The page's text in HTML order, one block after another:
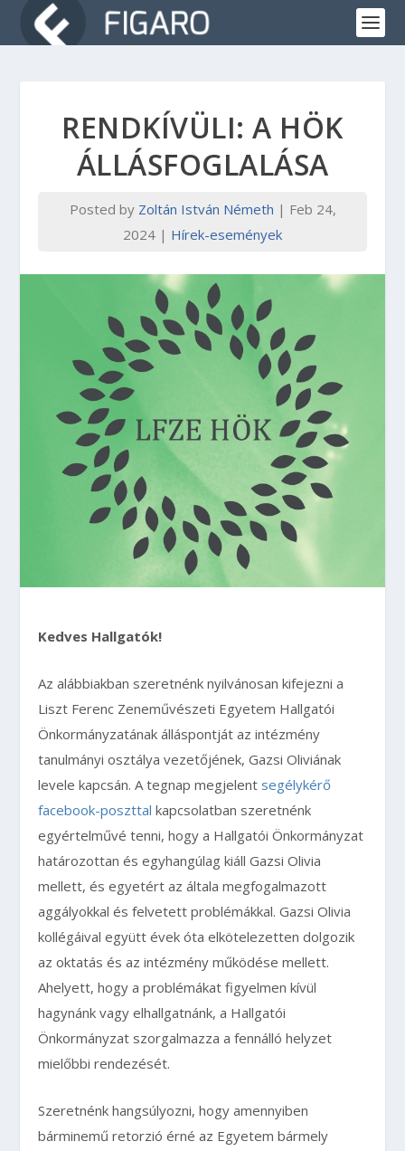
RENDKÍVÜLI: A HÖK
ÁLLÁSFOGLALÁSA
Posted by Zoltán István Németh | Feb 24,
2024 | Hírek-események
Kedves Hallgatók!
Az alábbiakban szeretnénk nyilvánosan kifejezni a
Liszt Ferenc Zeneművészeti Egyetem Hallgatói
Önkormányzatának álláspontját az intézmény
tanulmányi osztálya vezetőjének, Gazsi Oliviának
levele kapcsán. A tegnap megjelentsegélykérő
facebook-poszttal kapcsolatban szeretnénk
egyértelművé tenni, hogy a Hallgatói Önkormányzat
határozottan és egyhangúlag kiáll Gazsi Olivia
mellett, és egyetért az általa megfogalmazott
aggályokkal és felvetett problémákkal. Gazsi Olivia
kollégáival együtt évek óta elkötelezetten dolgozik
az oktatás és az intézmény működése mellett.
Ahelyett, hogy a problémákat figyelmen kívül
hagynánk vagy elhallgatnánk, a Hallgatói
Önkormányzat szorgalmazza a fennálló helyzet
mielőbbi rendezését.
Szeretnénk hangsúlyozni, hogy amennyiben
bárminemű retorzió érné az Egyetem bármely